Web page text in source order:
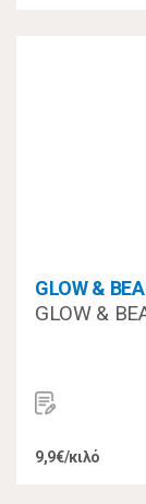
GLOW &
GLOW &
9,9€/κιλό